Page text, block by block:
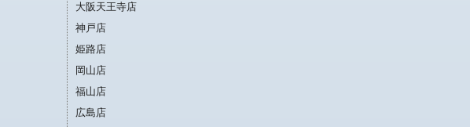
大阪天王寺店
神戸店
姫路店
岡山店
福山店
広島店